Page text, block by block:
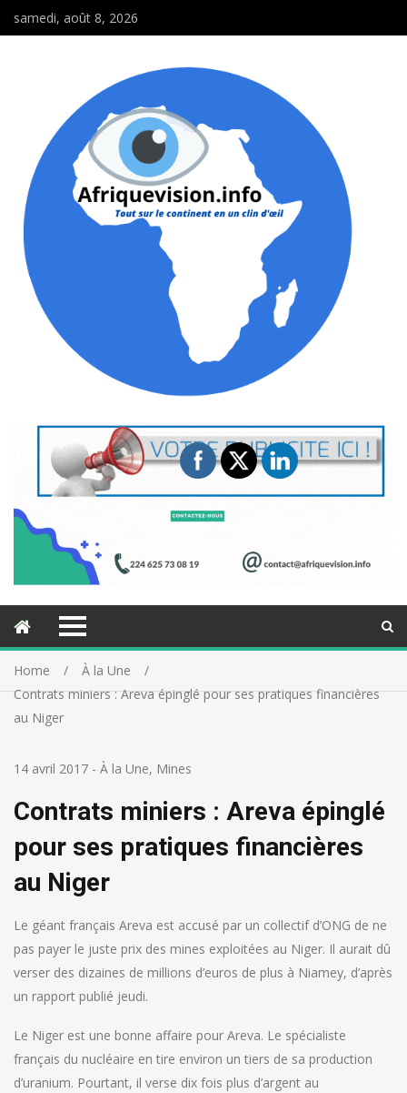
samedi, août 8, 2026
Home
À la Une
Contrats miniers : Areva épinglé pour ses pratiques financières
au Niger
14 avril 2017 - À la Une, Mines
Contrats miniers : Areva épinglé
pour ses pratiques financières
au Niger
Le géant français Areva est accusé par un collectif d’ONG de ne
pas payer le juste prix des mines exploitées au Niger. Il aurait dû
verser des dizaines de millions d’euros de plus à Niamey, d’après
un rapport publié jeudi.
Le Niger est une bonne affaire pour Areva. Le spécialiste
français du nucléaire en tire environ un tiers de sa production
d’uranium. Pourtant, il verse dix fois plus d’argent au